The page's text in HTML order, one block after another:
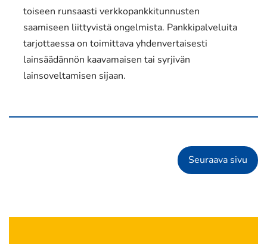
toiseen runsaasti verkkopankkitunnusten
saamiseen liittyvistä ongelmista. Pankkipalveluita
tarjottaessa on toimittava yhdenvertaisesti
lainsäädännön kaavamaisen tai syrjivän
lainsoveltamisen sijaan.
Seuraava sivu